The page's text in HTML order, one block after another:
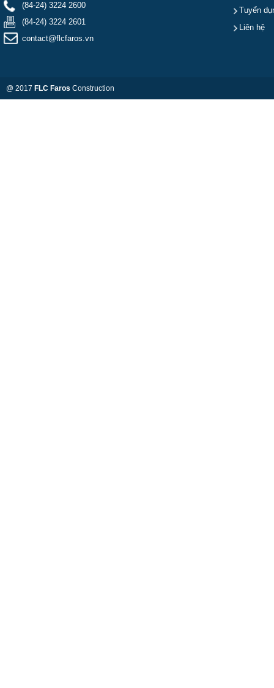
(84-24) 3224 2600
(84-24) 3224 2601
contact@flcfaros.vn
Tuyển
Liên hệ
@ 2017 FLC Faros Construction